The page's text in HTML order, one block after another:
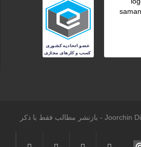
Joorchin Digital Marketing Agency - بازنشر مطالب فقط با ذکر